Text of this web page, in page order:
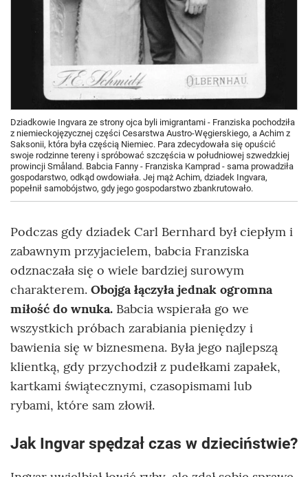
Dziadkowie Ingvara ze strony ojca byli imigrantami - Franziska pochodziła
z niemieckojęzycznej części Cesarstwa Austro-Węgierskiego, a Achim z
Saksonii, która była częścią Niemiec. Para zdecydowała się opuścić
swoje rodzinne tereny i spróbować szczęścia w południowej szwedzkiej
prowincji Småland. Babcia Fanny - Franziska Kamprad - sama prowadziła
gospodarstwo, odkąd owdowiała. Jej mąż Achim, dziadek Ingvara,
popełnił samobójstwo, gdy jego gospodarstwo zbankrutowało.
Podczas gdy dziadek Carl Bernhard był ciepłym i
zabawnym przyjacielem, babcia Franziska
odznaczała się o wiele bardziej surowym
charakterem. Obojga łączyła jednak ogromna
miłość do wnuka. Babcia wspierała go we
wszystkich próbach zarabiania pieniędzy i
bawienia się w biznesmena. Była jego najlepszą
klientką, gdy przychodził z pudełkami zapałek,
kartkami świątecznymi, czasopismami lub
rybami, które sam złowił.
Jak Ingvar spędzał czas w dzieciństwie?